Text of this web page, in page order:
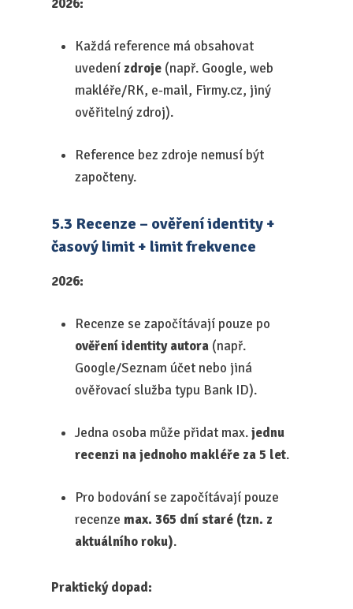
2026:
Každá reference má obsahovat
uvedení zdroje(např. Google, web
makléře/RK, e-mail, Firmy.cz, jiný
ověřitelný zdroj).
Reference bez zdroje nemusí být
započteny.
5.3 Recenze – ověření identity +
časový limit + limit frekvence
2026:
Recenze se započítávají pouze po
ověření identity autora(např.
Google/Seznam účet nebo jiná
ověřovací služba typu Bank ID).
Jedna osoba může přidat max.jednu
recenzi na jednoho makléře za 5 let.
Pro bodování se započítávají pouze
recenze max. 365 dní staré (tzn. z
aktuálního roku).
Praktický dopad: